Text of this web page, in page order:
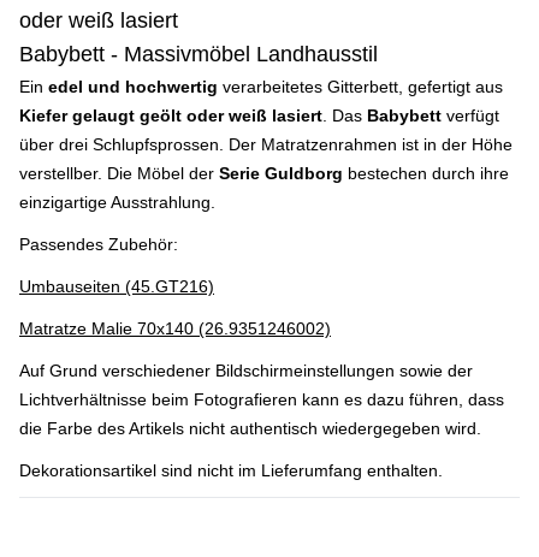
oder weiß lasiert
Babybett - Massivmöbel Landhausstil
Ein edel und hochwertig verarbeitetes Gitterbett, gefertigt aus
Kiefer gelaugt geölt oder weiß lasiert . Das Babybett verfügt
über drei Schlupfsprossen. Der Matratzenrahmen ist in der Höhe
verstellber. Die Möbel der Serie Guldborg bestechen durch ihre
einzigartige Ausstrahlung.
Passendes Zubehör:
Umbauseiten (45.GT216)
Matratze Malie 70x140 (26.9351246002)
Auf Grund verschiedener Bildschirmeinstellungen sowie der
Lichtverhältnisse beim Fotografieren kann es dazu führen, dass
die Farbe des Artikels nicht authentisch wiedergegeben wird.
Dekorationsartikel sind nicht im Lieferumfang enthalten.